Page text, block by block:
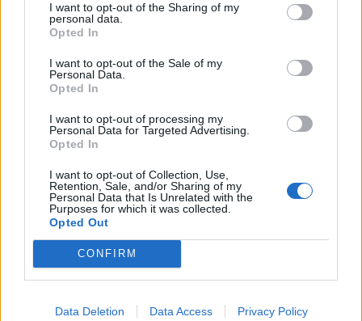
I want to opt-out of the Sharing of my
personal data.
Opted In
I want to opt-out of the Sale of my
Personal Data.
Opted In
I want to opt-out of processing my
Personal Data for Targeted Advertising.
Opted In
I want to opt-out of Collection, Use,
Retention, Sale, and/or Sharing of my
Personal Data that Is Unrelated with the
Purposes for which it was collected.
Opted Out
CONFIRM
Data Deletion Data Access Privacy Policy
Ilyenre 10 éve nem volt példa a magyar
boltokban: örülhetnek a vásárlók, de
hamarosan jön a hidegzuhany?
nyilatkozó elemzők a júliusi, 1,2 százalékos inflációs
adatot.